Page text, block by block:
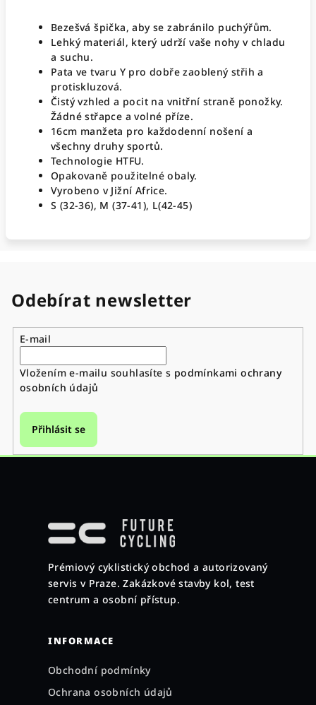
Bezešvá špička, aby se zabránilo puchýřům.
Lehký materiál, který udrží vaše nohy v chladu
a suchu.
Pata ve tvaru Y pro dobře zaoblený střih a
protiskluzová.
Čistý vzhled a pocit na vnitřní straně ponožky.
Žádné střapce a volné příze.
16cm manžeta pro každodenní nošení a
všechny druhy sportů.
Technologie HTFU.
Opakovaně použitelné obaly.
Vyrobeno v Jižní Africe.
S (32-36), M (37-41), L(42-45)
Odebírat newsletter
E-mail
Vložením e-mailu souhlasíte s podmínkami ochrany
osobních údajů
Přihlásit se
Prémiový cyklistický obchod a autorizovaný
servis v Praze. Zakázkové stavby kol, test
centrum a osobní přístup.
INFORMACE
Obchodní podmínky
Ochrana osobních údajů